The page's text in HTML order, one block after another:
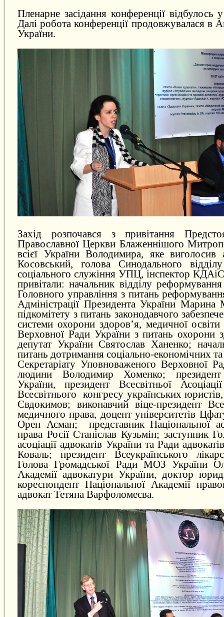
Пленарне засідання конференції відбулось
Далі робота конференції продовжувалася в
України.
Захід розпочався з привітання
Православної Церкви Блаженнішого
всієї України Володимира, яке виголосив
Косовський, голова Синодального
соціального служіння УПЦ, інспектор
привітали: начальник відділу
Головного управління з питань
Адміністрації Президента України Марина
підкомітету з питань законодавчого
системи охорони здоров’я, медичної
Верховної Ради України з питань охорони
депутат України Святослав Ханенко;
питань дотримання соціально-економічних
Секретаріату Уповноваженого Верховної
людини Володимир Хоменко;
України, президент Всесвітньої
Всесвітнього конгресу українських
Євдокимов; виконавчий віце-президент
медичного права, доцент університетів
Орен Асман; представник Національної
права Росії Станіслав Кузьмін; заступник
асоціації адвокатів України та Ради
Коваль; президент Всеукраїнського
Голова Громадської Ради МОЗ України
Академії адвокатури України, доктор
кореспондент Національної Академії
адвокат Тетяна Варфоломеєва.